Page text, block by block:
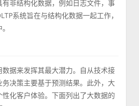
非结构化数据，例如日志文件，事
系统旨在与结构化数据一起工作，
数据来发挥其最大潜力。自从技术接
决策主要基于预测结果。此外，大
化客户体验。下面列出了大数据的